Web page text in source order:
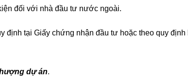
đối với nhà đầu tư nước ngoài.
tại Giấy chứng nhận đầu tư hoặc theo quy định
dự án.